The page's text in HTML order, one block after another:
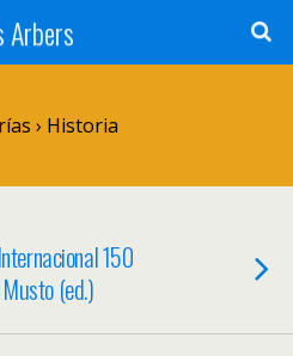
Arbers
› Historia
150
(ed.)